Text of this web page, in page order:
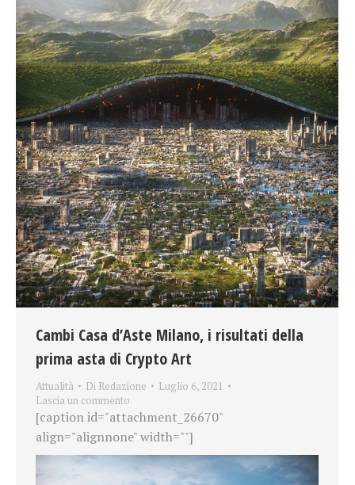
Cambi Casa d’Aste Milano, i risultati della
prima asta di Crypto Art
Attualità Di Redazione
Luglio 6, 2021
Lascia un commento
[caption id="attachment_26670"
align="alignnone" width=""]